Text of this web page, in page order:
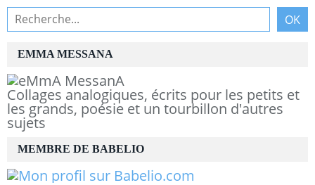
EMMA MESSANA
Collages analogiques, écrits pour les petits et
les grands, poésie et un tourbillon d'autres
sujets
MEMBRE DE BABELIO